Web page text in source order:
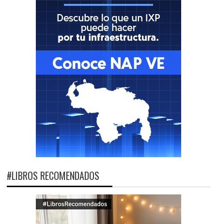
#LIBROS RECOMENDADOS